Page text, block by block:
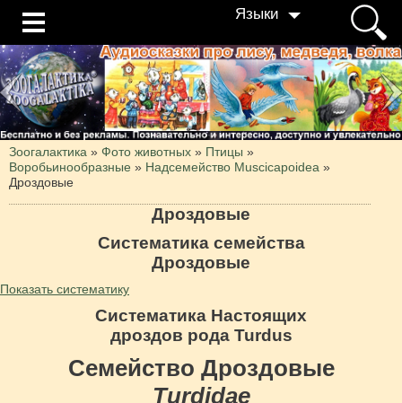
Языки
Зоогалактика » Фото животных » Птицы »
Воробьинообразные » Надсемейство Muscicapoidea »
Дроздовые
Дроздовые
Систематика семейства
Дроздовые
Показать систематику
Систематика Настоящих
дроздов рода Turdus
Семейство Дроздовые
Turdidae